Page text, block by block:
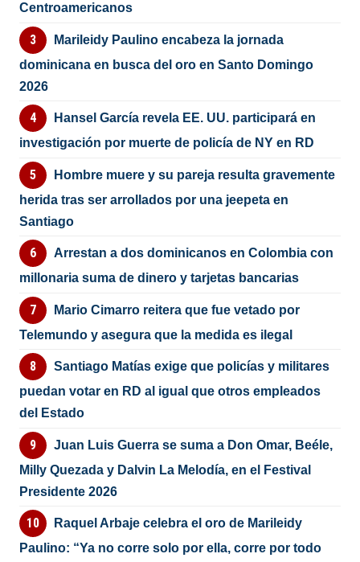
Centroamericanos
Marileidy Paulino encabeza la jornada
dominicana en busca del oro en Santo Domingo
2026
Hansel García revela EE. UU. participará en
investigación por muerte de policía de NY en RD
Hombre muere y su pareja resulta gravemente
herida tras ser arrollados por una jeepeta en
Santiago
Arrestan a dos dominicanos en Colombia con
millonaria suma de dinero y tarjetas bancarias
Mario Cimarro reitera que fue vetado por
Telemundo y asegura que la medida es ilegal
Santiago Matías exige que policías y militares
puedan votar en RD al igual que otros empleados
del Estado
Juan Luis Guerra se suma a Don Omar, Beéle,
Milly Quezada y Dalvin La Melodía, en el Festival
Presidente 2026
Raquel Arbaje celebra el oro de Marileidy
Paulino: “Ya no corre solo por ella, corre por todo